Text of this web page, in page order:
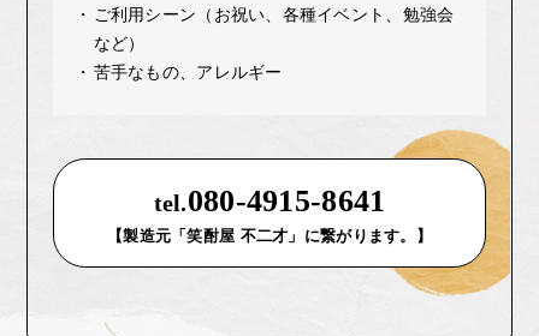
ご利用シーン（お祝い、各種イベント、勉強会
など）
苦手なもの、アレルギー
tel.080-4915-8641
【製造元「笑酎屋 不二才」に繋がります。】